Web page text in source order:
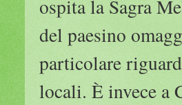
ospita la Sagra
del paesino
particolare
locali. È invece a